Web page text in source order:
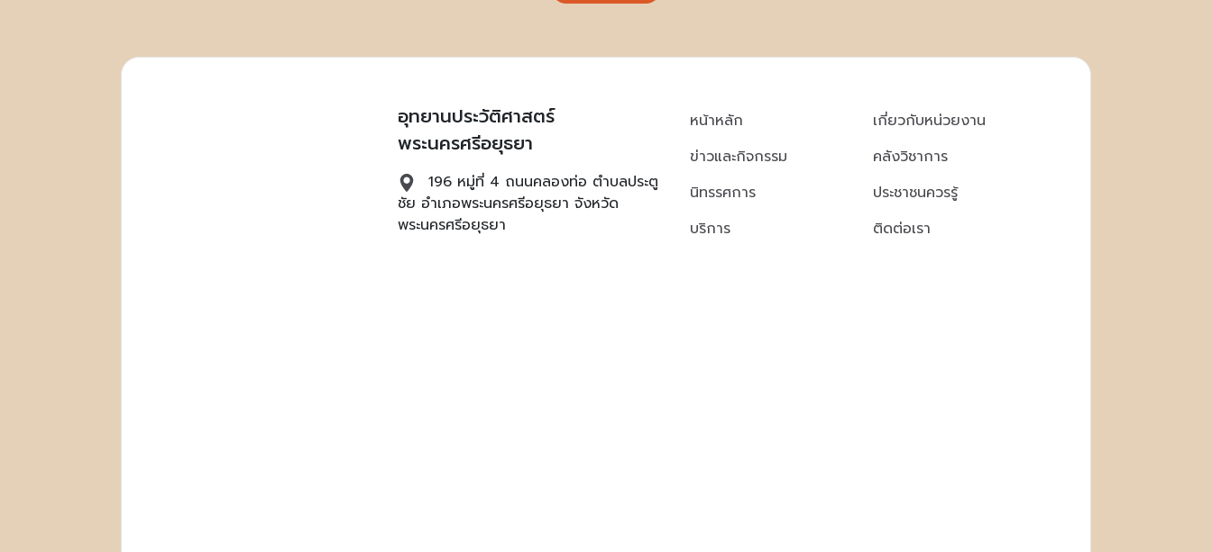
อุทยานประวัติศาสตร์
พระนครศรีอยุธยา
196 หมู่ที่ 4 ถนนคลองท่อ ตำบลประตู
ชัย อำเภอพระนครศรีอยุธยา จังหวัด
พระนครศรีอยุธยา
หน้าหลัก
ข่าวและกิจกรรม
นิทรรศการ
บริการ
เกี่ยวกับหน่วยงาน
คลังวิชาการ
ประชาชนควรรู้
ติดต่อเรา